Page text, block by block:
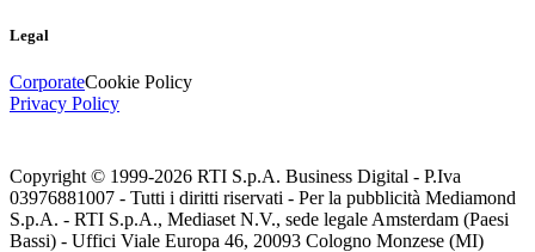
Legal
CorporateCookie Policy
Privacy Policy
Copyright © 1999-2026 RTI S.p.A. Business Digital - P.Iva
03976881007 - Tutti i diritti riservati - Per la pubblicità Mediamond
S.p.A. - RTI S.p.A., Mediaset N.V., sede legale Amsterdam (Paesi
Bassi) - Uffici Viale Europa 46, 20093 Cologno Monzese (MI)